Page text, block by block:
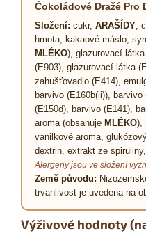
Čokoládové Dražé Pro
Složení: cukr, ARAŠÍDY,
hmota, kakaové máslo,
MLÉKO), glazurovací
(E903), glazurovací látka
zahušťovadlo (E414),
barvivo (E160b(ii)),
(E150d), barvivo (E141),
aroma (obsahuje MLÉKO),
vanilkové aroma,
dextrin, extrakt ze
Alergeny jsou ve složení
Země původu:
trvanlivost je uvedena na
Výživové hodnoty